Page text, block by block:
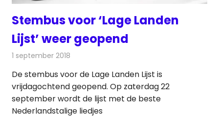
Stembus voor ‘Lage Landen
Lijst’ weer geopend
1 september 2018
De stembus voor de Lage Landen Lijst is
vrijdagochtend geopend. Op zaterdag 22
september wordt de lijst met de beste
Nederlandstalige liedjes